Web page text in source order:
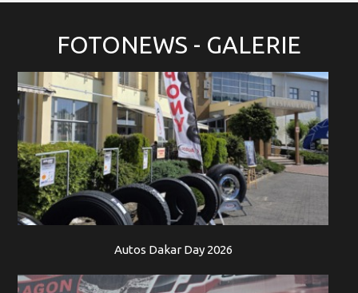
FOTONEWS - GALERIE
Autos Dakar Day 2026